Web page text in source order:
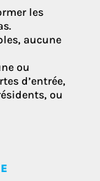
les
aucune
ou
d’entrée,
ou